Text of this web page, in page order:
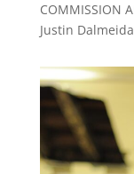
COMMISSION
Justin Dalmeida